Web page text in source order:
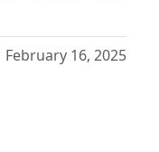
February 16, 2025